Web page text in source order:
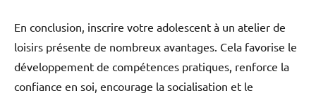
En conclusion, inscrire votre adolescent à un atelier de
loisirs présente de nombreux avantages. Cela favorise le
développement de compétences pratiques, renforce la
confiance en soi, encourage la socialisation et le